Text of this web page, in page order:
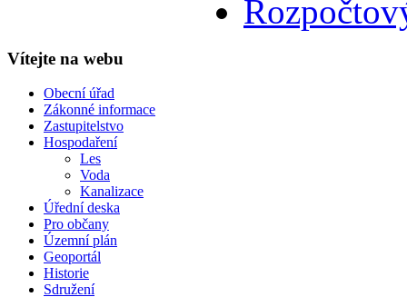
Vítejte na webu
Obecní úřad
Zákonné informace
Zastupitelstvo
Hospodaření
Les
Voda
Kanalizace
Úřední deska
Pro občany
Územní plán
Geoportál
Historie
Sdružení